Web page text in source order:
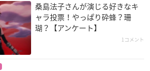
戦場のヴァルキュリ
黒塚 KUROZUKA
桑島法子さんが演じる好きなキ
ャラ投票！やっぱり砕蜂？珊
瑚？【アンケート】
1コメント